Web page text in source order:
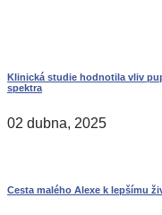
Klinická studie hodnotila vliv
spektra
02 dubna, 2025
Cesta malého Alexe k lepšímu